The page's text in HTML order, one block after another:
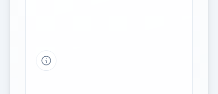
Tipp a grafikon jelmagyarázatához